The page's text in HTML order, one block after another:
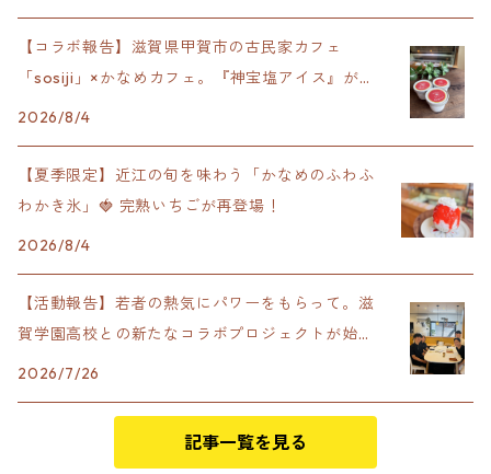
【コラボ報告】滋賀県甲賀市の古民家カフェ
「sosiji」×かなめカフェ。『神宝塩アイス』が完
成！
2026/8/4
【夏季限定】近江の旬を味わう「かなめのふわふ
わかき氷」🍓 完熟いちごが再登場！
2026/8/4
【活動報告】若者の熱気にパワーをもらって。滋
賀学園高校との新たなコラボプロジェクトが始動
します！
2026/7/26
記事一覧を見る